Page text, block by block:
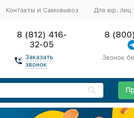
Контакты и Самовывоз Для юр. лиц
8 (812) 416-
32-05
Заказать
звонок
8
Звонок